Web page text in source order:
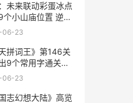
未来联动彩蛋冰点
个小山庙位置 逆战
动浪浪山
06-23
拼词王》第146关
9个常用字通关策
拼词王攻略
06-23
志幻想大陆》高览